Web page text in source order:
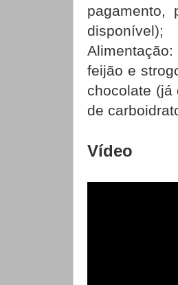
pagamento,
disponível);
feijão e
chocolate (já
de
Vídeo